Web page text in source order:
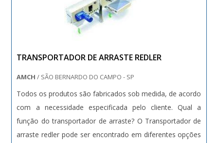
TRANSPORTADOR DE ARRASTE REDLER
AMCH / SÃO BERNARDO DO CAMPO - SP
Todos os produtos são fabricados sob medida, de acordo
com a necessidade especificada pelo cliente. Qual a
função do transportador de arraste? O Transportador de
arraste redler pode ser encontrado em diferentes opções